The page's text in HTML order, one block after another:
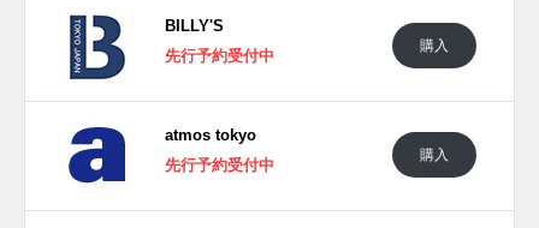
日本国内では2021年10月15日より一部のアディダス オリジ
ナルス取扱店にて発売予定。 また新たな情報が入り次第、
スニーカーウォーズの
などで報告したい。
SUPERSTAR (H04076)14,300円(税込)
STAN SMITH (H04073)14,300円(税込)
BILLY'S
先行予約受付中
購入
atmos tokyo
先行予約受付中
購入